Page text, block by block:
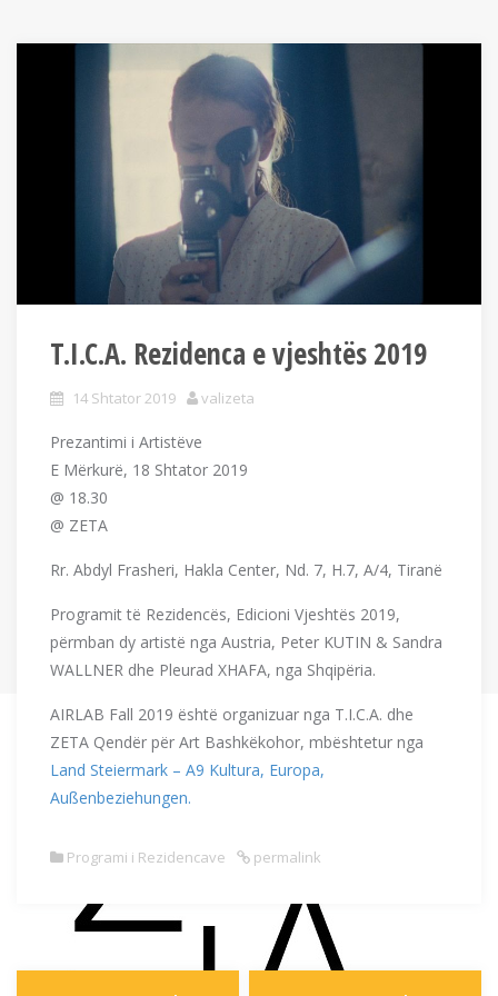
T.I.C.A. Rezidenca e vjeshtës 2019
14 Shtator 2019 valizeta
Prezantimi i Artistëve
E Mërkurë, 18 Shtator 2019
@ 18.30
@ ZETA
Rr. Abdyl Frasheri, Hakla Center, Nd. 7, H.7, A/4, Tiranë
Programit të Rezidencës, Edicioni Vjeshtës 2019,
përmban dy artistë nga Austria, Peter KUTIN & Sandra
WALLNER dhe Pleurad XHAFA, nga Shqipëria.
AIRLAB Fall 2019 është organizuar nga T.I.C.A. dhe
ZETA Qendër për Art Bashkëkohor, mbështetur nga
Land Steiermark – A9 Kultura, Europa,
Außenbeziehungen.
Programi i Rezidencave permalink